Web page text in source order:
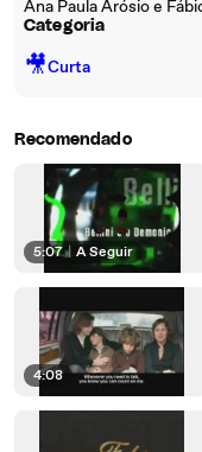
Ana Paula Arósio e
Categoria
🎥Curta
Recomendado
5:07 | A Seguir
4:08